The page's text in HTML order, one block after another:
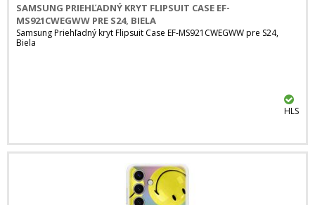
SAMSUNG PRIEHĽADNÝ KRYT FLIPSUIT CASE EF-
MS921CWEGWW PRE S24, BIELA
Samsung Priehľadný kryt Flipsuit Case EF-MS921CWEGWW pre S24,
Biela
HLS